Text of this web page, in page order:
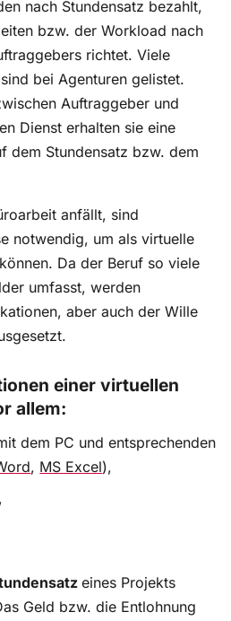
nach Stundensatz bezahlt,
bzw. der Workload nach
richtet. Viele
bei Agenturen gelistet.
Auftraggeber und
Dienst erhalten sie eine
dem Stundensatz bzw. dem
anfällt, sind
notwendig, um als virtuelle
Da der Beruf so viele
umfasst, werden
aber auch der Wille
einer virtuellen
allem:
dem PC und entsprechenden
, MS Excel),
eines Projekts
Geld bzw. die Entlohnung